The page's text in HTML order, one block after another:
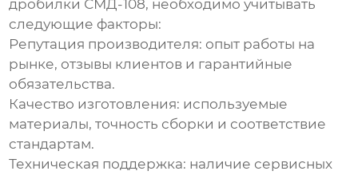
дробилки СМД-108, необходимо учитывать
следующие факторы:
Репутация производителя: опыт работы на
рынке, отзывы клиентов и гарантийные
обязательства.
Качество изготовления: используемые
материалы, точность сборки и соответствие
стандартам.
Техническая поддержка: наличие сервисных